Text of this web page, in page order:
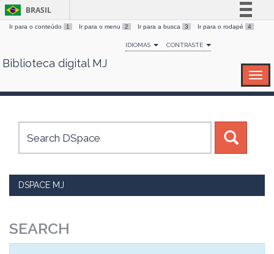
Skip
BRASIL
Simplifique!
Comunica BR
Canais
Ir para o conteúdo 1 Ir para o menu 2 Ir para a busca 3 Ir para o rodapé 4
IDIOMAS CONTRASTE
Biblioteca digital MJ
DSPACE MJ
SEARCH